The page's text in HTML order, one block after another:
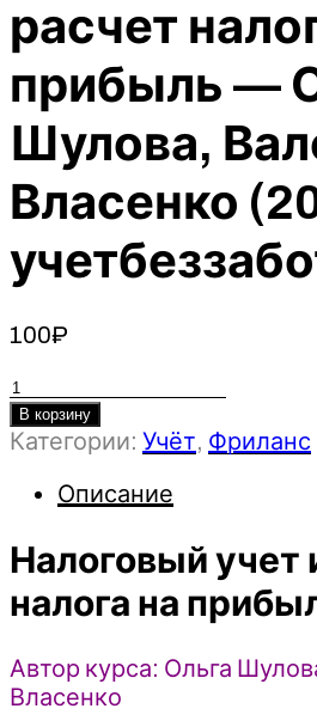
расчет
прибыль —
Шулова,
Власенко
100₽
Количество
товара
Налоговый
налога
прибыль
Ольга
Шулова,
В корзину
Категории: Учёт, Фриланс
Описание
Налоговый учет
налога на
Автор курса: Ольга
Власенко